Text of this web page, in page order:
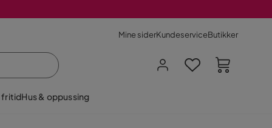
Mine siderKundeserviceButikker
fritidHus & oppussing